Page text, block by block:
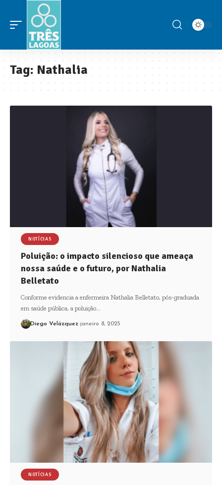
Tag: Nathalia
NOTÍCIAS
Poluição: o impacto silencioso que ameaça
nossa saúde e o futuro, por Nathalia
Belletato
Conforme evidencia a enfermeira Nathalia Belletato, pós-graduada
em saúde pública, a poluição…
Diego Velázquez janeiro 8, 2025
NOTÍCIAS